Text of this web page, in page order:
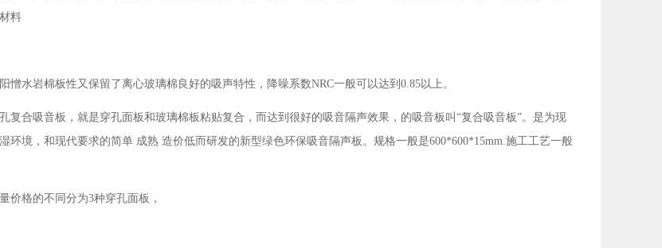
料
憎水岩棉板性又保留了离心玻璃棉良好的吸声特性，降噪系数NRC一般可以达到0.85以上。
复合吸音板，就是穿孔面板和玻璃棉板粘贴复合，而达到很好的吸音隔声效果，的吸音板叫“复合吸音板”。是为现
环境，和现代要求的简单 成熟 造价低而研发的新型绿色环保吸音隔声板。规格一般是600*600*15mm.施工工艺一般
价格的不同分为3种穿孔面板，